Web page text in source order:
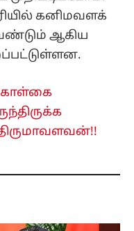
கனிமவளக்
ஆகிய